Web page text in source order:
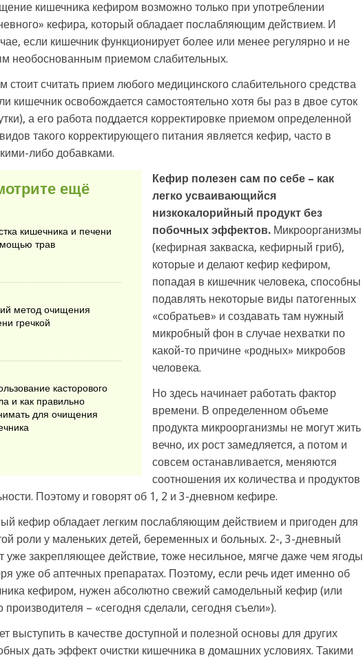
кишечника кефиром возможно только при употреблении
кефира, который обладает послабляющим действием. И
если кишечник функционирует более или менее регулярно и не
необоснованным приемом слабительных.
считать прием любого медицинского слабительного средства
кишечник освобождается самостоятельно хотя бы раз в двое суток
а его работа поддается корректировке приемом определенной
такого корректирующего питания является кефир, часто в
либо добавками.
ещё
кишечника и печени
трав
метод очищения
гречкой
касторового
и как правильно
для очищения
Кефир полезен сам по себе – как
легко усваивающийся
низкокалорийный продукт без
побочных эффектов.Микроорганизмы
(кефирная закваска, кефирный гриб),
которые и делают кефир кефиром,
попадая в кишечник человека, способны
подавлять некоторые виды патогенных
«собратьев» и создавать там нужный
микробный фон в случае нехватки по
какой-то причине «родных» микробов
человека.
Но здесь начинает работать фактор
времени. В определенном объеме
продукта микроорганизмы не могут жить
вечно, их рост замедляется, а потом и
совсем останавливается, меняются
соотношения их количества и продуктов
Поэтому и говорят об 1, 2 и 3-дневном кефире.
кефир обладает легким послабляющим действием и пригоден для
роли у маленьких детей, беременных и больных. 2-, 3-дневный
уже закрепляющее действие, тоже несильное, мягче даже чем ягоды
уже об аптечных препаратах. Поэтому, если речь идет именно об
кефиром, нужен абсолютно свежий самодельный кефир (или
производителя – «сегодня сделали, сегодня съели»).
выступить в качестве доступной и полезной основы для других
дать эффект очистки кишечника в домашних условиях. Такими